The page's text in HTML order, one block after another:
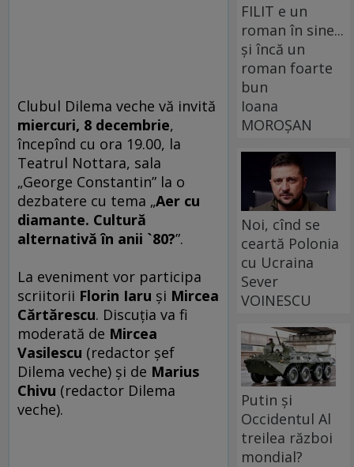
Clubul Dilema veche vă invită
miercuri, 8 decembrie,
începînd cu ora 19.00, la
Teatrul Nottara, sala
„George Constantin” la o
dezbatere cu tema „Aer cu
diamante. Cultură
alternativă în anii `80?”.
La eveniment vor participa
scriitorii Florin Iaru şi Mircea
Cărtărescu. Discuţia va fi
moderată de Mircea
Vasilescu (redactor şef
Dilema veche) şi de Marius
Chivu (redactor Dilema
veche).
FILIT e un
roman în sine...
și încă un
roman foarte
bun
Ioana
MOROȘAN
Noi, cînd se
ceartă Polonia
cu Ucraina
Sever
VOINESCU
Putin și
Occidentul Al
treilea război
mondial?